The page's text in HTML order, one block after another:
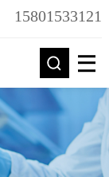
15801533121